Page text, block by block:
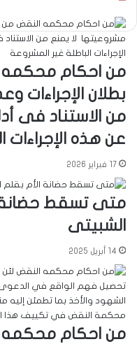
من احكام محكمه
بطلان الإجراءات
من الاستناد فى
عن هذه الإجراءات
17 فبراير 2026
متى تسقط حضانة
الشبيتى
14 أبريل 2025
من احكام محكمه